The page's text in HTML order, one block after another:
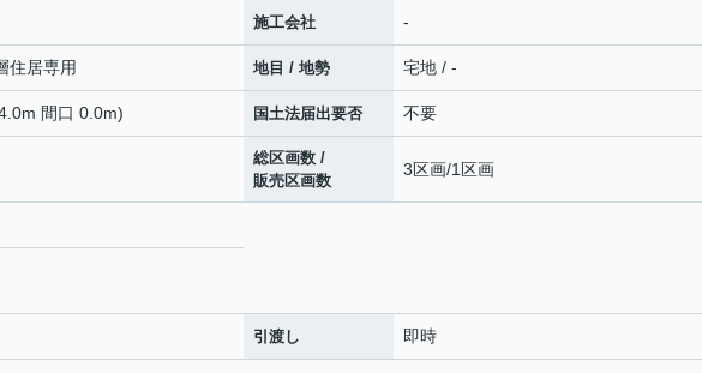
施工会社 -
住居専用 地目 / 地勢 宅地 / -
間口 0.0m) 国土法届出要否 不要
総区画数 /
販売区画数
3区画/1区画
引渡し 即時